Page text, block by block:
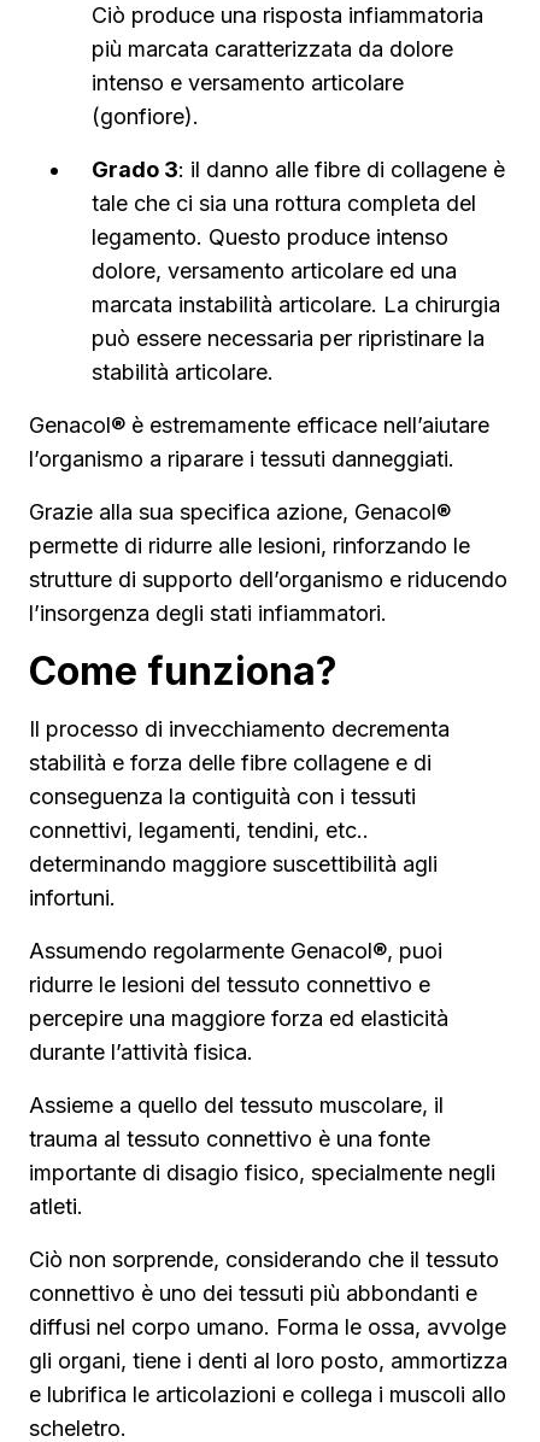
Ciò produce una risposta infiammatoria
più marcata caratterizzata da dolore
intenso e versamento articolare
(gonfiore).
Grado 3: il danno alle fibre di collagene è
tale che ci sia una rottura completa del
legamento. Questo produce intenso
dolore, versamento articolare ed una
marcata instabilità articolare. La chirurgia
può essere necessaria per ripristinare la
stabilità articolare.
Genacol® è estremamente efficace nell’aiutare
l’organismo a riparare i tessuti danneggiati.
Grazie alla sua specifica azione, Genacol®
permette di ridurre alle lesioni, rinforzando le
strutture di supporto dell’organismo e riducendo
l’insorgenza degli stati infiammatori.
Come funziona?
Il processo di invecchiamento decrementa
stabilità e forza delle fibre collagene e di
conseguenza la contiguità con i tessuti
connettivi, legamenti, tendini, etc..
determinando maggiore suscettibilità agli
infortuni.
Assumendo regolarmente Genacol®, puoi
ridurre le lesioni del tessuto connettivo e
percepire una maggiore forza ed elasticità
durante l’attività fisica.
Assieme a quello del tessuto muscolare, il
trauma al tessuto connettivo è una fonte
importante di disagio fisico, specialmente negli
atleti.
Ciò non sorprende, considerando che il tessuto
connettivo è uno dei tessuti più abbondanti e
diffusi nel corpo umano. Forma le ossa, avvolge
gli organi, tiene i denti al loro posto, ammortizza
e lubrifica le articolazioni e collega i muscoli allo
scheletro.